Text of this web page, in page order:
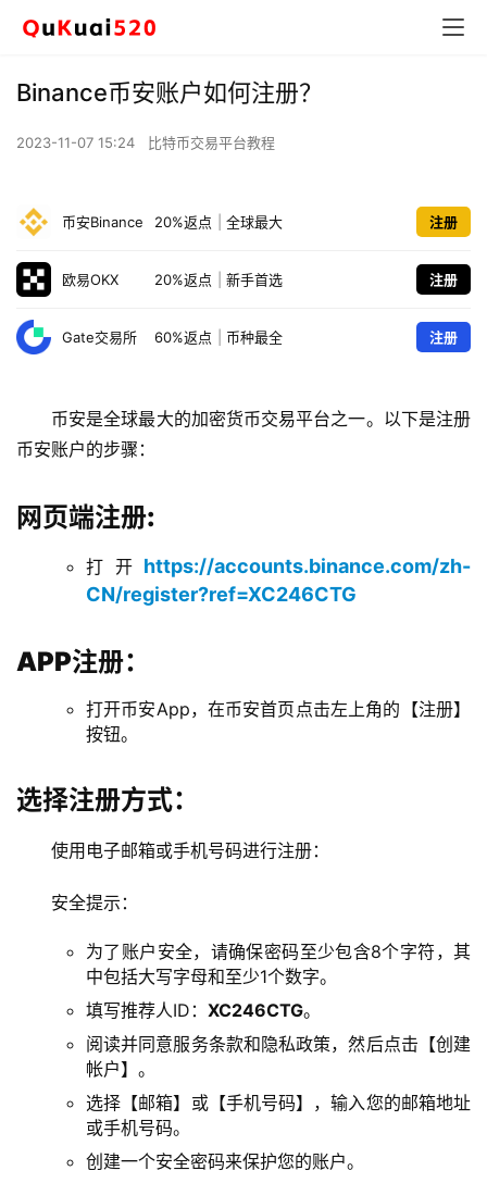
Binance币安账户如何注册？
2023-11-07 15:24 比特币交易平台教程
币安Binance 20%返点 全球最大 注册
欧易OKX 20%返点 新手首选 注册
Gate交易所 60%返点 币种最全 注册
币安是全球最大的加密货币交易平台之一。以下是注册
币安账户的步骤：
网页端注册:
打开 https://accounts.binance.com/zh-
CN/register?ref=XC246CTG
APP注册：
打开币安App，在币安首页点击左上角的【注册】
按钮。
选择注册方式：
使用电子邮箱或手机号码进行注册：
安全提示：
为了账户安全，请确保密码至少包含8个字符，其
中包括大写字母和至少1个数字。
填写推荐人ID： XC246CTG。
阅读并同意服务条款和隐私政策，然后点击【创建
帐户】。
选择【邮箱】或【手机号码】，输入您的邮箱地址
或手机号码。
创建一个安全密码来保护您的账户。